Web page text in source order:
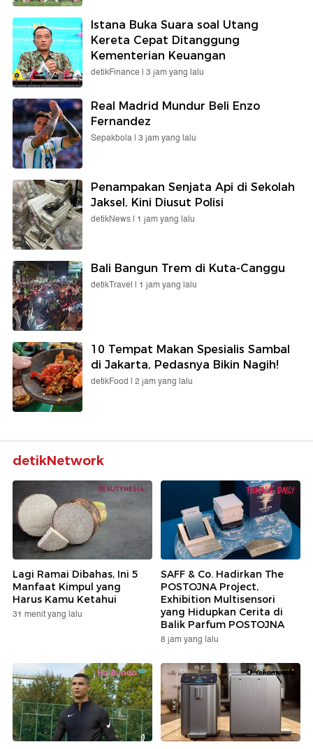
Istana Buka Suara soal Utang
Kereta Cepat Ditanggung
Kementerian Keuangan
detikFinance | 3 jam yang lalu
Real Madrid Mundur Beli Enzo
Fernandez
Sepakbola | 3 jam yang lalu
Penampakan Senjata Api di Sekolah
Jaksel, Kini Diusut Polisi
detikNews | 1 jam yang lalu
Bali Bangun Trem di Kuta-Canggu
detikTravel | 1 jam yang lalu
10 Tempat Makan Spesialis Sambal
di Jakarta, Pedasnya Bikin Nagih!
detikFood | 2 jam yang lalu
detikNetwork
Lagi Ramai Dibahas, Ini 5
Manfaat Kimpul yang
Harus Kamu Ketahui
31 menit yang lalu
SAFF & Co. Hadirkan The
POSTOJNA Project,
Exhibition Multisensori
yang Hidupkan Cerita di
Balik Parfum POSTOJNA
8 jam yang lalu